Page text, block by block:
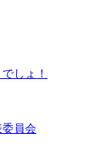
しょ！
委員会